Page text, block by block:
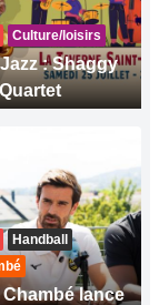
Culture/loisirs
: Shaggy
Handball
Chambé lance